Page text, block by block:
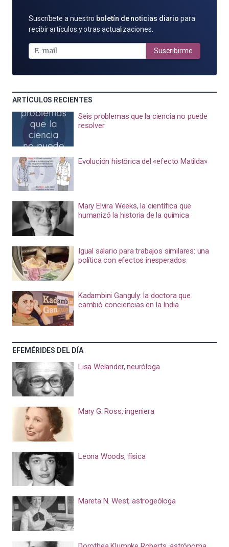
SUSCRÍBETE
POR
MAIL
Suscríbete a nuestro boletín de noticias diario para
recibir artículos y otras actualizaciones.
Suscribirme
ARTÍCULOS RECIENTES
Seis problemas que la ciencia no puede
resolver
Evolución histórica del «efecto Matilda»
Mary Elvira Weeks, la científica que
humanizó la historia de la química
Igual salario para trabajos similares: una
política con efectos inesperados
Kadambini Ganguly: la doctora que
cambió conciencias en la India
EFEMÉRIDES DEL DÍA
Lisa Welander, neuróloga
Mary G. Ross, ingeniera
Leona Woods, física
Mareta N. West, astrogeóloga